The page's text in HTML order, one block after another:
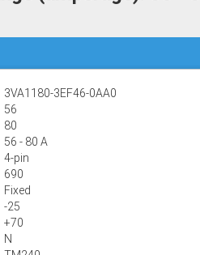
3VA1180-3EF46-0AA0
56
80
56 - 80 A
4-pin
690
Fixed
-25
+70
N